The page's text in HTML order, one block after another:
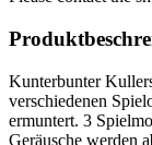
Kunterbunter
verschiedenen
ermuntert. 3
Geräusche werden